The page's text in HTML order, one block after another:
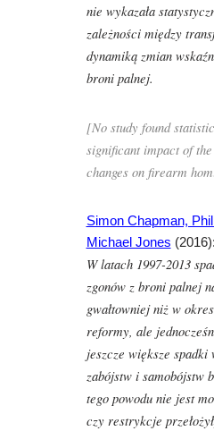
nie wykazała
zależności między
dynamiką zmian
broni palnej.
[No study found
significant impact of
changes on firearm
Simon Chapman,
Michael Jones (2016):
W latach 1997-2013
zgonów z broni palnej
gwałtowniej niż w
reformy, ale
jeszcze większe
zabójstw i samobójstw
tego powodu nie jest
czy restrykcje